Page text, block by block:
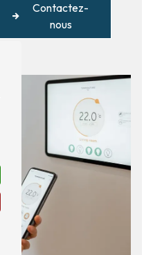
Contactez-
nous